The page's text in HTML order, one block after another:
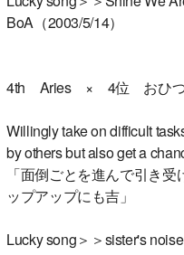
BoA（2003/5/14）
4th Aries × 4位 おひつ
Willingly take on difficult
by others but also get a
「面倒ごとを進んで引き
ップアップにも吉」
Lucky song＞＞sister's noise